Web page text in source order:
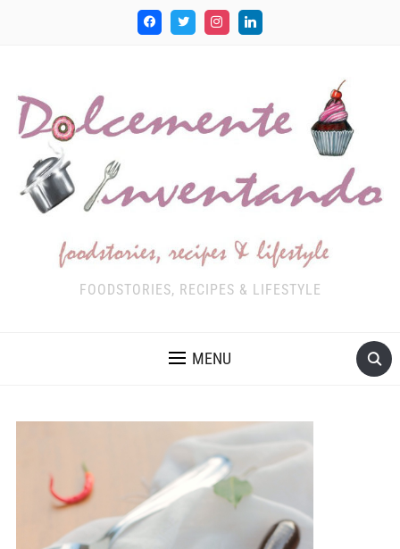
FOODSTORIES, RECIPES & LIFESTYLE
MENU